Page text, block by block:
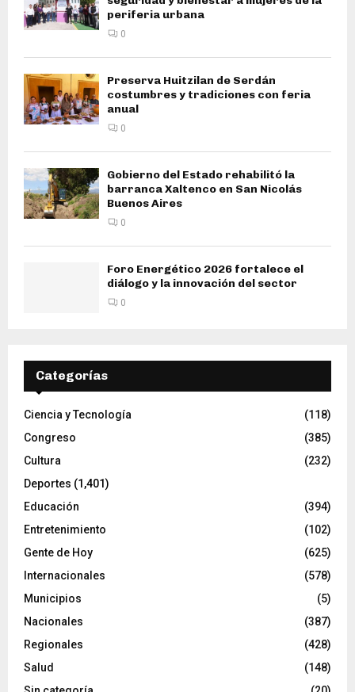
periferia urbana
0
Preserva Huitzilan de Serdán
costumbres y tradiciones con feria
anual
0
Gobierno del Estado rehabilitó la
barranca Xaltenco en San Nicolás
Buenos Aires
0
Foro Energético 2026 fortalece el
diálogo y la innovación del sector
0
Categorías
Ciencia y Tecnología
(118)
Congreso
(385)
Cultura
(232)
Deportes (1,401)
Educación
(394)
Entretenimiento
(102)
Gente de Hoy
(625)
Internacionales
(578)
Municipios
(5)
Nacionales
(387)
Regionales
(428)
Salud
(148)